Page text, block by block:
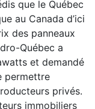
que le Québec
au Canada d’ici
des panneaux
Québec a
et demandé
permettre
privés.
immobiliers